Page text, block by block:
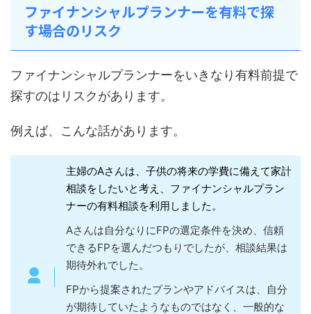
ファイナンシャルプランナーを有料で探
す場合のリスク
ファイナンシャルプランナーをいきなり有料前提で
探すのはリスクがあります。
例えば、こんな話があります。
主婦のAさんは、子供の将来の学費に備えて家計
相談をしたいと考え、ファイナンシャルプラン
ナーの有料相談を利用しました。
Aさんは自分なりにFPの選定条件を決め、信頼
できるFPを選んだつもりでしたが、相談結果は
期待外れでした。
FPから提案されたプランやアドバイスは、自分
が期待していたようなものではなく、一般的な